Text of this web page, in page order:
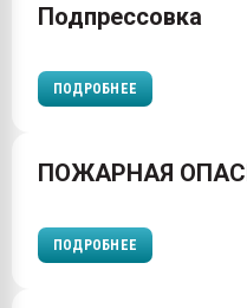
Подпрессовка
ПОДРОБНЕЕ
ПОЖАРНАЯ
ПОДРОБНЕЕ